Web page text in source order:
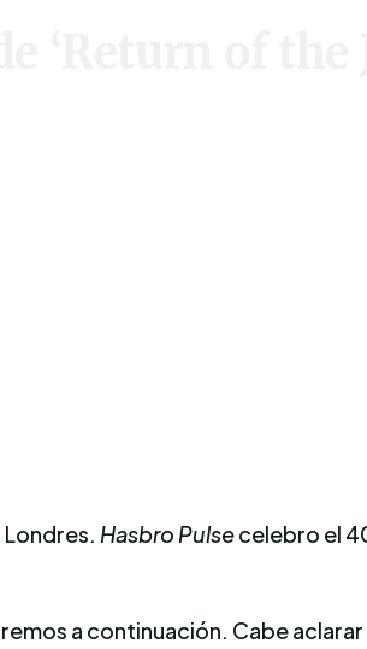
Londres. Hasbro Pulsecelebro el
a continuación. Cabe aclarar